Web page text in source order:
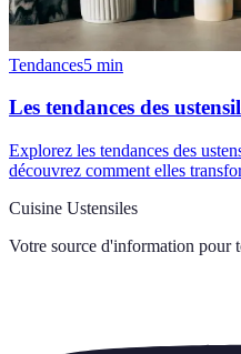
Tendances5 min
Les tendances des
Explorez les tendances des
découvrez comment elles
Cuisine Ustensiles
Votre source d'information pour